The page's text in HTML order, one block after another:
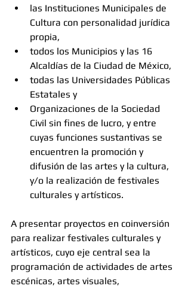
las Instituciones Municipales de
Cultura con personalidad jurídica
propia,
todos los Municipios y las 16
Alcaldías de la Ciudad de México,
todas las Universidades Públicas
Estatales y
Organizaciones de la Sociedad
Civil sin fines de lucro, y entre
cuyas funciones sustantivas se
encuentren la promoción y
difusión de las artes y la cultura,
y/o la realización de festivales
culturales y artísticos.
A presentar proyectos en coinversión
para realizar festivales culturales y
artísticos, cuyo eje central sea la
programación de actividades de artes
escénicas, artes visuales,